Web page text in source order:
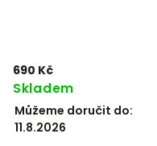
690 Kč
Skladem
Můžeme doručit do:
11.8.2026